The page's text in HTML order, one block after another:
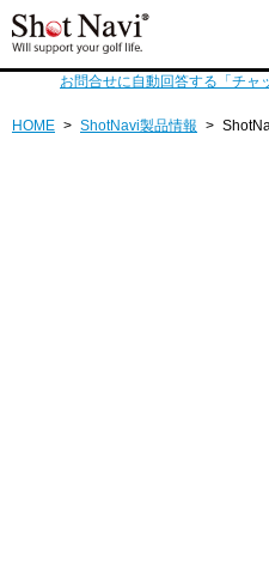
お問合せに自動回答する「チャ
HOME > ShotNavi製品情報 >